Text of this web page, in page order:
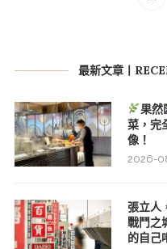
最新文章丨
果然
菜，完
像！
2026-
張立人
戰鬥之
的自己